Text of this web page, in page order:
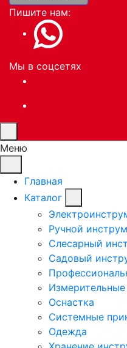
Пишите нам:
Мы в соцсетях
Меню
Главная
Каталог
Ручной
Слесарный
Садовый
Оснастка
Системные
Одежда